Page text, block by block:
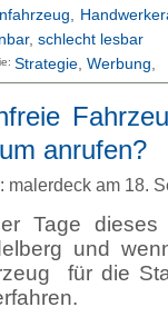
,
, schlecht lesbar
Strategie Werbung
anrufen?
malerdeck am 18.
Tage
und
für die